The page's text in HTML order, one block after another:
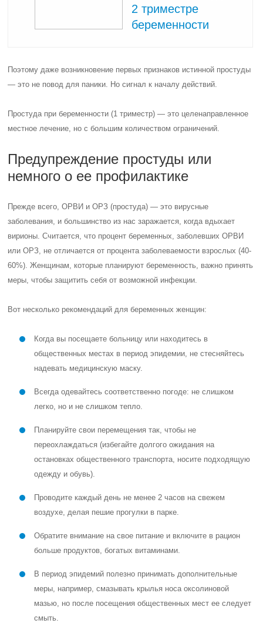
2 триместре
беременности
Поэтому даже возникновение первых признаков истинной простуды
— это не повод для паники. Но сигнал к началу действий.
Простуда при беременности (1 триместр) — это целенаправленное
местное лечение, но с большим количеством ограничений.
Предупреждение простуды или
немного о ее профилактике
Прежде всего, ОРВИ и ОРЗ (простуда) — это вирусные
заболевания, и большинство из нас заражается, когда вдыхает
вирионы. Считается, что процент беременных, заболевших ОРВИ
или ОРЗ, не отличается от процента заболеваемости взрослых (40-
60%). Женщинам, которые планируют беременность, важно принять
меры, чтобы защитить себя от возможной инфекции.
Вот несколько рекомендаций для беременных женщин:
Когда вы посещаете больницу или находитесь в
общественных местах в период эпидемии, не стесняйтесь
надевать медицинскую маску.
Всегда одевайтесь соответственно погоде: не слишком
легко, но и не слишком тепло.
Планируйте свои перемещения так, чтобы не
переохлаждаться (избегайте долгого ожидания на
остановках общественного транспорта, носите подходящую
одежду и обувь).
Проводите каждый день не менее 2 часов на свежем
воздухе, делая пешие прогулки в парке.
Обратите внимание на свое питание и включите в рацион
больше продуктов, богатых витаминами.
В период эпидемий полезно принимать дополнительные
меры, например, смазывать крылья носа оксолиновой
мазью, но после посещения общественных мест ее следует
смыть.